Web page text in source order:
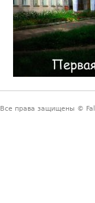
Все права защищены ©